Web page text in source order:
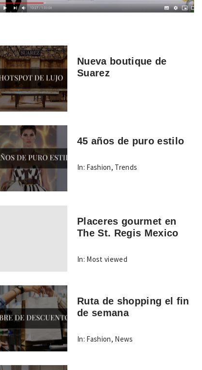
Nueva boutique de
Suarez
45 años de puro estilo
In: Fashion, Trends
Placeres gourmet en
The St. Regis Mexico
In: Most viewed
Ruta de shopping el fin
de semana
In: Fashion, News